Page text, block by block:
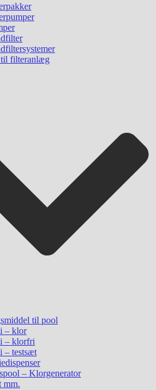
filteranlæg
til pool
– klor
– klorfri
– testsæt
– Klorgenerator
mm.